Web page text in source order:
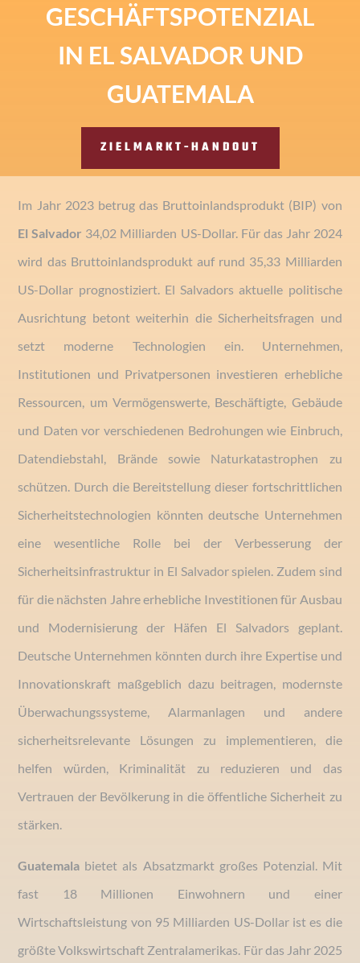
GESCHÄFTSPOTENZIAL
IN EL SALVADOR UND
GUATEMALA
ZIELMARKT-HANDOUT
Im Jahr 2023 betrug das Bruttoinlandsprodukt (BIP) von
El Salvador 34,02 Milliarden US-Dollar. Für das Jahr 2024
wird das Bruttoinlandsprodukt auf rund 35,33 Milliarden
US-Dollar prognostiziert. El Salvadors aktuelle politische
Ausrichtung betont weiterhin die Sicherheitsfragen und
setzt moderne Technologien ein. Unternehmen,
Institutionen und Privatpersonen investieren erhebliche
Ressourcen, um Vermögenswerte, Beschäftigte, Gebäude
und Daten vor verschiedenen Bedrohungen wie Einbruch,
Datendiebstahl, Brände sowie Naturkatastrophen zu
schützen. Durch die Bereitstellung dieser fortschrittlichen
Sicherheitstechnologien könnten deutsche Unternehmen
eine wesentliche Rolle bei der Verbesserung der
Sicherheitsinfrastruktur in El Salvador spielen. Zudem sind
für die nächsten Jahre erhebliche Investitionen für Ausbau
und Modernisierung der Häfen El Salvadors geplant.
Deutsche Unternehmen könnten durch ihre Expertise und
Innovationskraft maßgeblich dazu beitragen, modernste
Überwachungssysteme, Alarmanlagen und andere
sicherheitsrelevante Lösungen zu implementieren, die
helfen würden, Kriminalität zu reduzieren und das
Vertrauen der Bevölkerung in die öffentliche Sicherheit zu
stärken.
Guatemala bietet als Absatzmarkt großes Potenzial. Mit
fast 18 Millionen Einwohnern und einer
Wirtschaftsleistung von 95 Milliarden US-Dollar ist es die
größte Volkswirtschaft Zentralamerikas. Für das Jahr 2025